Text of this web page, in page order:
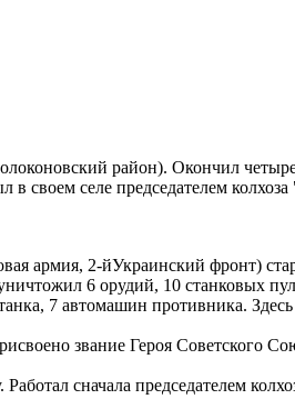
район). Окончил
своем селе председателем
армия, 2-йУкраинский фронт)
6 орудий, 10 станковых
7 автомашин противника.
звание Героя Советского
сначала председателем